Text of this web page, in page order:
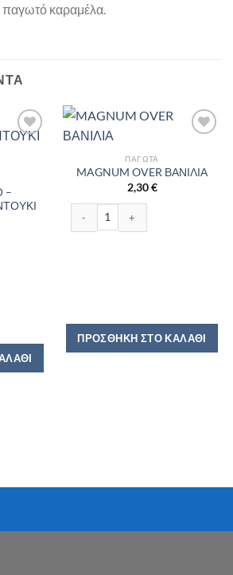
παγωτό καραμέλα.
–
ΠΑΓΩΤΆ
MAGNUM OVER ΒΑΝΙΛΙΑ
2,30€
MAGNUM OVER ΒΑΝΙΛΙΑ ποσότητα
ΠΡΟΣΘΉΚΗ ΣΤΟ ΚΑΛΆΘΙ